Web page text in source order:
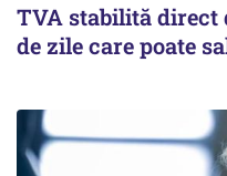
TVA stabilită direct
de zile care poate